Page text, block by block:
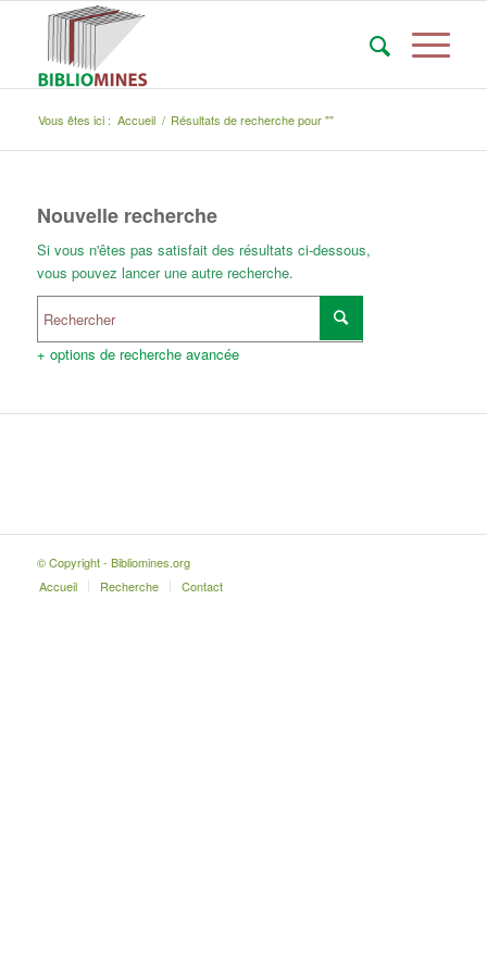
Vous êtes ici : Accueil / Résultats de recherche pour ""
Nouvelle recherche
Si vous n'êtes pas satisfait des résultats ci-dessous,
vous pouvez lancer une autre recherche.
+ options de recherche avancée
© Copyright - Bibliomines.org
Accueil
Recherche Contact